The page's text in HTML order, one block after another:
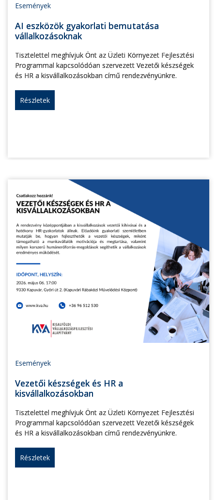
Események
AI eszközök gyakorlati bemutatása
vállalkozásoknak
Tisztelettel meghívjuk Önt az Üzleti Környezet Fejlesztési
Programmal kapcsolódóan szervezett Vezetői készségek
és HR a kisvállalkozásokban című rendezvényünkre.
Részletek
Események
Vezetői készségek és HR a
kisvállalkozásokban
Tisztelettel meghívjuk Önt az Üzleti Környezet Fejlesztési
Programmal kapcsolódóan szervezett Vezetői készségek
és HR a kisvállalkozásokban című rendezvényünkre.
Részletek